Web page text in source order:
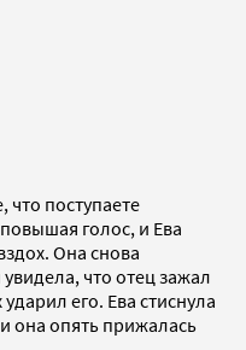
поступаете
голос, и Ева
Она снова
что отец зажал
его. Ева стиснула
она опять прижалась